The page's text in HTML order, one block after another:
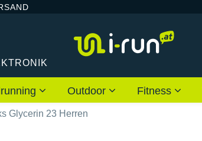
Outdoor Fitness
Glycerin 23 Herren